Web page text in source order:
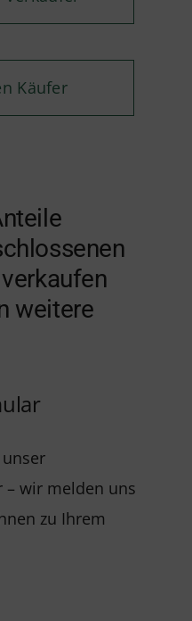
Käufer
weitere
– wir melden uns
zu Ihrem